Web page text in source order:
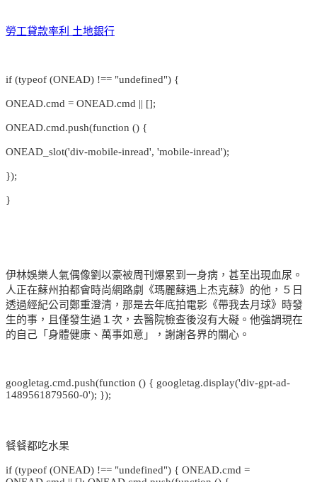
勞工貸款率利 土地銀行
if (typeof (ONEAD) !== "undefined") {
ONEAD.cmd = ONEAD.cmd || [];
ONEAD.cmd.push(function () {
ONEAD_slot('div-mobile-inread', 'mobile-inread');
});
}
伊林娛樂人氣偶像劉以豪被周刊爆累到一身病，甚至出現血尿。
人正在蘇州拍都會時尚網路劇《瑪麗蘇遇上杰克蘇》的他，５日
透過經紀公司鄭重澄清，那是去年底拍電影《帶我去月球》時發
生的事，且僅發生過１次，去醫院檢查後沒有大礙。他強調現在
的自己「身體健康、萬事如意」，謝謝各界的關心。
googletag.cmd.push(function () { googletag.display('div-gpt-ad-
1489561879560-0'); });
餐餐都吃水果
if (typeof (ONEAD) !== "undefined") { ONEAD.cmd =